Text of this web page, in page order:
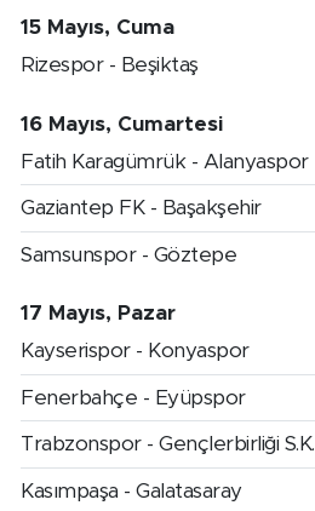
15 Mayıs, Cuma
Rizespor - Beşiktaş
16 Mayıs, Cumartesi
Fatih Karagümrük - Alanyaspor
Gaziantep FK - Başakşehir
Samsunspor - Göztepe
17 Mayıs, Pazar
Kayserispor - Konyaspor
Fenerbahçe - Eyüpspor
Trabzonspor - Gençlerbirliği S.K.
Kasımpaşa - Galatasaray